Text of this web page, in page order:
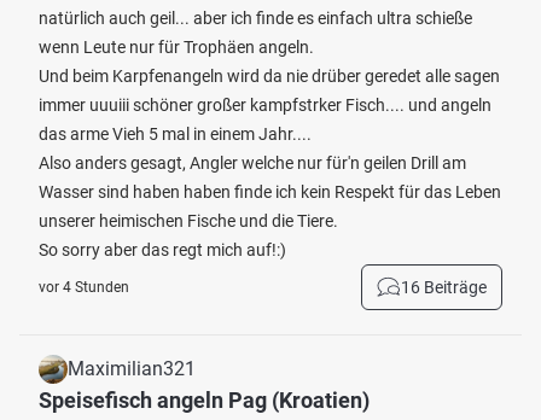
natürlich auch geil... aber ich finde es einfach ultra schieße
wenn Leute nur für Trophäen angeln.
Und beim Karpfenangeln wird da nie drüber geredet alle sagen
immer uuuiii schöner großer kampfstrker Fisch.... und angeln
das arme Vieh 5 mal in einem Jahr....
Also anders gesagt, Angler welche nur für'n geilen Drill am
Wasser sind haben haben finde ich kein Respekt für das Leben
unserer heimischen Fische und die Tiere.
So sorry aber das regt mich auf!:)
vor 4 Stunden 16 Beiträge
Maximilian321
Speisefisch angeln Pag (Kroatien)